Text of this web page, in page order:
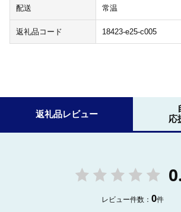
配送 常温
返礼品コード 18423-e25-c005
返礼品レビュー
応
レビュー件数：0件